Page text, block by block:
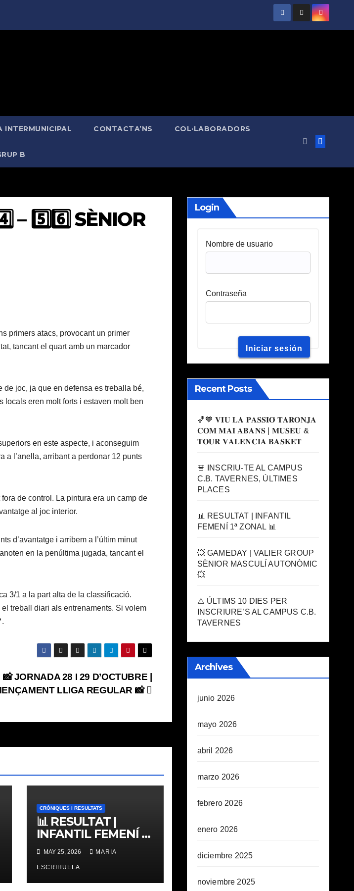
INTERMUNICIPAL CONTACTA’NS COL·LABORADORS
B
– 5️⃣6️⃣ SÈNIOR
primers atacs, provocant un primer
tancant el quart amb un marcador
joc, ja que en defensa es treballa bé,
locals eren molt forts i estaven molt ben
en este aspecte, i aconseguim
a l’anella, arribant a perdonar 12 punts
de control. La pintura era un camp de
al joc interior.
d’avantatge i arribem a l’últim minut
en la penúltima jugada, tancant el
3/1 a la part alta de la classificació.
treball diari als entrenaments. Si volem
📸 JORNADA 28 I 29 D’OCTUBRE |
LLIGA REGULAR 📸
CRÒNIQUES I RESULTATS
📊 RESULTAT |
INFANTIL FEMENÍ 1ª
ZONAL 📊
MAY 25, 2026 MARIA
ESCRIHUELA
Login
Nombre de usuario
Contraseña
Recent Posts
🏀🧡 𝐕𝐈𝐔 𝐋𝐀 𝐏𝐀𝐒𝐒𝐈𝐎́ 𝐓𝐀𝐑𝐎𝐍𝐉𝐀
𝐂𝐎𝐌 𝐌𝐀𝐈 𝐀𝐁𝐀𝐍𝐒 | 𝐌𝐔𝐒𝐄𝐔 &
𝐓𝐎𝐔𝐑 𝐕𝐀𝐋𝐄𝐍𝐂𝐈𝐀 𝐁𝐀𝐒𝐊𝐄𝐓
🚨 INSCRIU-TE AL CAMPUS
C.B. TAVERNES, ÚLTIMES
PLACES
📊 RESULTAT | INFANTIL
FEMENÍ 1ª ZONAL 📊
💥 GAMEDAY | VALIER GROUP
SÈNIOR MASCULÍ AUTONÒMIC
💥
⚠️ ÚLTIMS 10 DIES PER
INSCRIURE’S AL CAMPUS C.B.
TAVERNES
Archives
junio 2026
mayo 2026
abril 2026
marzo 2026
febrero 2026
enero 2026
diciembre 2025
noviembre 2025